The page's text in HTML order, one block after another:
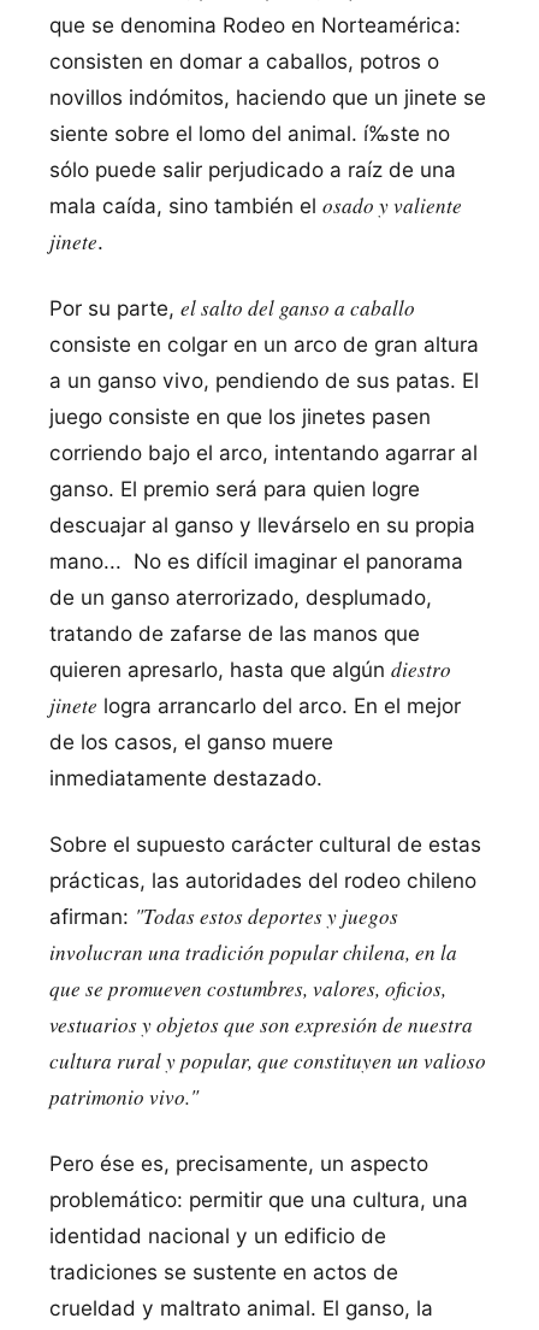
que se denomina Rodeo en Norteamérica:
consisten en domar a caballos, potros o
novillos indómitos, haciendo que un jinete se
siente sobre el lomo del animal. í‰ste no
sólo puede salir perjudicado a raí­z de una
mala caí­da, sino también el osado y valiente
jinete.
Por su parte, el salto del ganso a caballo
consiste en colgar en un arco de gran altura
a un ganso vivo, pendiendo de sus patas. El
juego consiste en que los jinetes pasen
corriendo bajo el arco, intentando agarrar al
ganso. El premio será para quien logre
descuajar al ganso y llevárselo en su propia
mano... No es difí­cil imaginar el panorama
de un ganso aterrorizado, desplumado,
tratando de zafarse de las manos que
quieren apresarlo, hasta que algún diestro
jinete logra arrancarlo del arco. En el mejor
de los casos, el ganso muere
inmediatamente destazado.
Sobre el supuesto carácter cultural de estas
prácticas, las autoridades del rodeo chileno
afirman: "Todas estos deportes y juegos
involucran una tradición popular chilena, en la
que se promueven costumbres, valores, oficios,
vestuarios y objetos que son expresión de nuestra
cultura rural y popular, que constituyen un valioso
patrimonio vivo."
Pero ése es, precisamente, un aspecto
problemático: permitir que una cultura, una
identidad nacional y un edificio de
tradiciones se sustente en actos de
crueldad y maltrato animal. El ganso, la